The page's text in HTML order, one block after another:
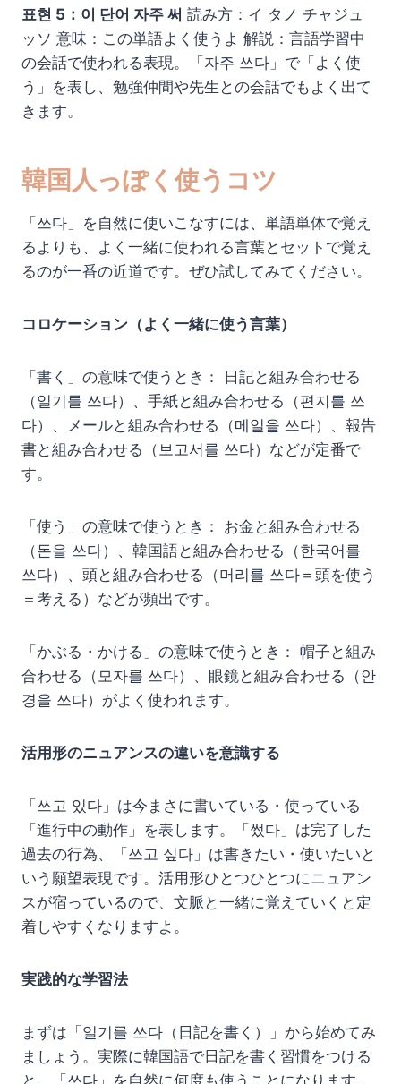
표현 5：이 단어 자주 써 読み方：イ タノ チャジュ
ッソ 意味：この単語よく使うよ 解説：言語学習中
の会話で使われる表現。「자주 쓰다」で「よく使
う」を表し、勉強仲間や先生との会話でもよく出て
きます。
韓国人っぽく使うコツ
「쓰다」を自然に使いこなすには、単語単体で覚え
るよりも、よく一緒に使われる言葉とセットで覚え
るのが一番の近道です。ぜひ試してみてください。
コロケーション（よく一緒に使う言葉）
「書く」の意味で使うとき： 日記と組み合わせる
（일기를 쓰다）、手紙と組み合わせる（편지를 쓰
다）、メールと組み合わせる（메일을 쓰다）、報告
書と組み合わせる（보고서를 쓰다）などが定番で
す。
「使う」の意味で使うとき： お金と組み合わせる
（돈을 쓰다）、韓国語と組み合わせる（한국어를
쓰다）、頭と組み合わせる（머리를 쓰다＝頭を使う
＝考える）などが頻出です。
「かぶる・かける」の意味で使うとき： 帽子と組み
合わせる（모자를 쓰다）、眼鏡と組み合わせる（안
경을 쓰다）がよく使われます。
活用形のニュアンスの違いを意識する
「쓰고 있다」は今まさに書いている・使っている
「進行中の動作」を表します。「썼다」は完了した
過去の行為、「쓰고 싶다」は書きたい・使いたいと
いう願望表現です。活用形ひとつひとつにニュアン
スが宿っているので、文脈と一緒に覚えていくと定
着しやすくなりますよ。
実践的な学習法
まずは「일기를 쓰다（日記を書く）」から始めてみ
ましょう。実際に韓国語で日記を書く習慣をつける